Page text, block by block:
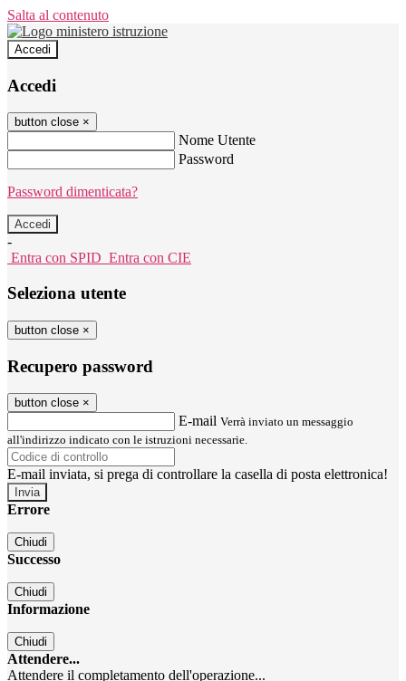
Salta al contenuto
Accedi
Accedi
button close ×
Nome Utente
Password
Password dimenticata?
-
Entra con SPID Entra con CIE
Seleziona utente
button close ×
Recupero password
button close ×
E-mail Verrà inviato un messaggio
all'indirizzo indicato con le istruzioni necessarie.
E-mail inviata, si prega di controllare la casella di posta elettronica!
Errore
Chiudi
Successo
Chiudi
Informazione
Chiudi
Attendere...
Attendere il completamento dell'operazione...